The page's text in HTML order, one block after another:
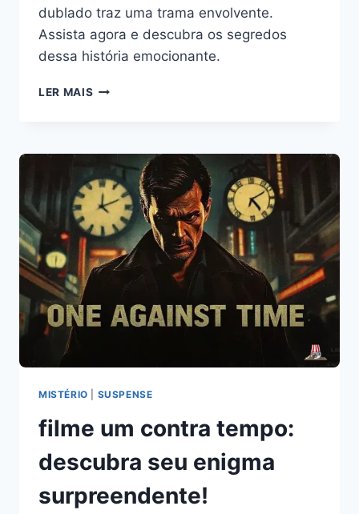
dublado traz uma trama envolvente.
Assista agora e descubra os segredos
dessa história emocionante.
LER MAIS JESTER
FILME
COMPLETO
DUBLADO:
VEJA
AGORA
ONLINE!
MISTÉRIO SUSPENSE
filme um contra tempo:
descubra seu enigma
surpreendente!